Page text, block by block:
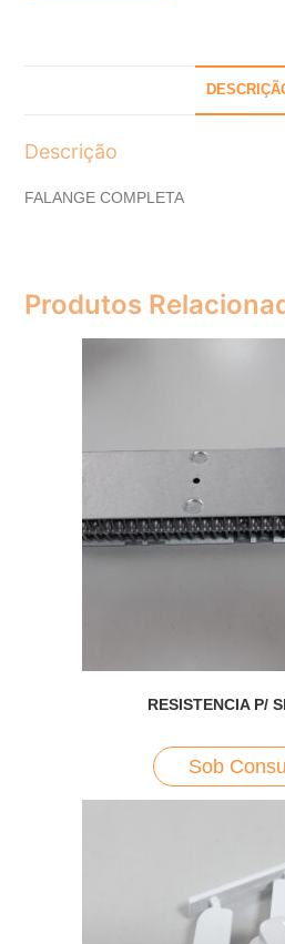
Descrição
FALANGE COMPLETA
Produtos
RESISTENCIA P/
Sob